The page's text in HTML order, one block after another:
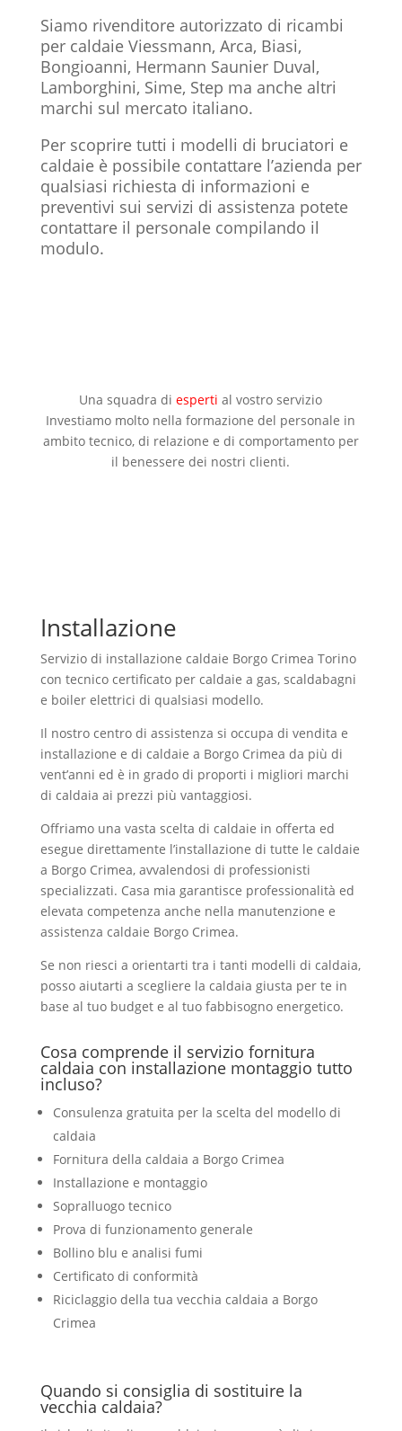
Siamo rivenditore autorizzato di ricambi
per caldaie Viessmann, Arca, Biasi,
Bongioanni, Hermann Saunier Duval,
Lamborghini, Sime, Step ma anche altri
marchi sul mercato italiano.
Per scoprire tutti i modelli di bruciatori e
caldaie è possibile contattare l’azienda per
qualsiasi richiesta di informazioni e
preventivi sui servizi di assistenza potete
contattare il personale compilando il
modulo.
Una squadra diesperti al vostro servizio
Investiamo molto nella formazione del personale in
ambito tecnico, di relazione e di comportamento per
il benessere dei nostri clienti.
Installazione
Servizio di installazione caldaie Borgo Crimea Torino
con tecnico certificato per caldaie a gas, scaldabagni
e boiler elettrici di qualsiasi modello.
Il nostro centro di assistenza si occupa di vendita e
installazione e di caldaie a Borgo Crimea da più di
vent’anni ed è in grado di proporti i migliori marchi
di caldaia ai prezzi più vantaggiosi.
Offriamo una vasta scelta di caldaie in offerta ed
esegue direttamente l’installazione di tutte le caldaie
a Borgo Crimea, avvalendosi di professionisti
specializzati. Casa mia garantisce professionalità ed
elevata competenza anche nella manutenzione e
assistenza caldaie Borgo Crimea.
Se non riesci a orientarti tra i tanti modelli di caldaia,
posso aiutarti a scegliere la caldaia giusta per te in
base al tuo budget e al tuo fabbisogno energetico.
Cosa comprende il servizio fornitura
caldaia con installazione montaggio tutto
incluso?
Consulenza gratuita per la scelta del modello di
caldaia
Fornitura della caldaia a Borgo Crimea
Installazione e montaggio
Sopralluogo tecnico
Prova di funzionamento generale
Bollino blu e analisi fumi
Certificato di conformità
Riciclaggio della tua vecchia caldaia a Borgo
Crimea
Quando si consiglia di sostituire la
vecchia caldaia?